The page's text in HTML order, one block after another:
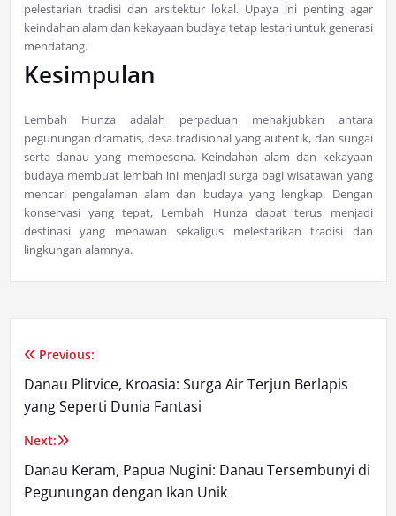
pelestarian tradisi dan arsitektur lokal. Upaya ini penting agar
keindahan alam dan kekayaan budaya tetap lestari untuk generasi
mendatang.
Kesimpulan
Lembah Hunza adalah perpaduan menakjubkan antara
pegunungan dramatis, desa tradisional yang autentik, dan sungai
serta danau yang mempesona. Keindahan alam dan kekayaan
budaya membuat lembah ini menjadi surga bagi wisatawan yang
mencari pengalaman alam dan budaya yang lengkap. Dengan
konservasi yang tepat, Lembah Hunza dapat terus menjadi
destinasi yang menawan sekaligus melestarikan tradisi dan
lingkungan alamnya.
Post
navigation
Previous:
Danau Plitvice, Kroasia: Surga Air Terjun Berlapis
yang Seperti Dunia Fantasi
Next:
Danau Keram, Papua Nugini: Danau Tersembunyi di
Pegunungan dengan Ikan Unik